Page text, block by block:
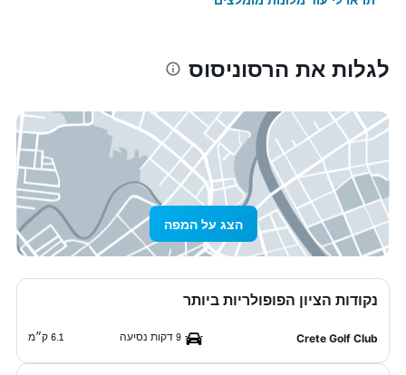
לגלות את הרסוניסוס
הצג על המפה
נקודות הציון הפופולריות ביותר
Crete Golf Club 9 דקות נסיעה 6.1 ק״מ